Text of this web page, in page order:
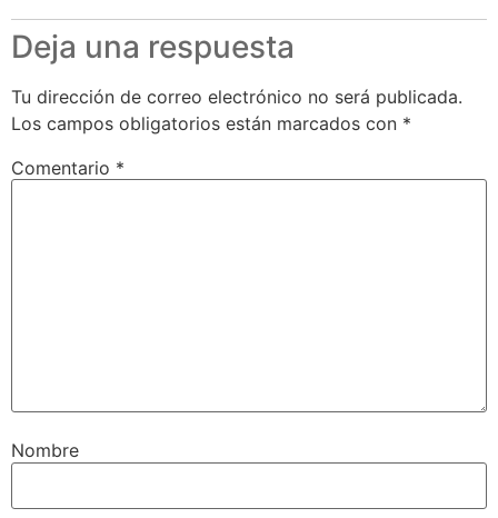
Deja una respuesta
Tu dirección de correo electrónico no será publicada.
Los campos obligatorios están marcados con *
Comentario *
Nombre